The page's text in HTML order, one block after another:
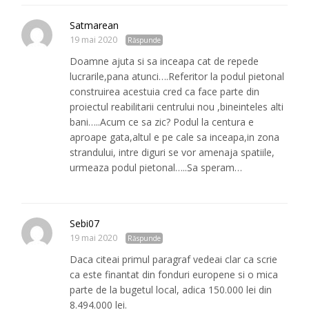
Satmarean
19 mai 2020 Răspunde
Doamne ajuta si sa inceapa cat de repede
lucrarile,pana atunci….Referitor la podul pietonal
construirea acestuia cred ca face parte din
proiectul reabilitarii centrului nou ,bineinteles alti
bani…..Acum ce sa zic? Podul la centura e
aproape gata,altul e pe cale sa inceapa,in zona
strandului, intre diguri se vor amenaja spatiile,
urmeaza podul pietonal…..Sa speram…
Sebi07
19 mai 2020 Răspunde
Daca citeai primul paragraf vedeai clar ca scrie
ca este finantat din fonduri europene si o mica
parte de la bugetul local, adica 150.000 lei din
8.494.000 lei.